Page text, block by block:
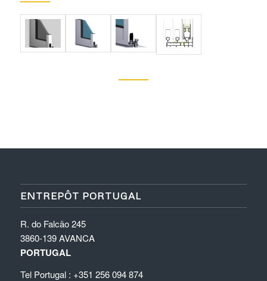
ENTREPÔT PORTUGAL
R. do Falcão 245
3860-139 AVANCA
PORTUGAL
Tel Portugal : +351 256 094 874